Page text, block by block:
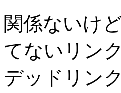
関係ないけど
てないリン
デッドリン